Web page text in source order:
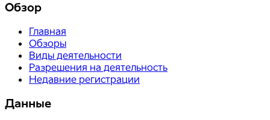
Обзор
Главная
Обзоры
Виды деятельности
Разрешения на деятельность
Недавние регистрации
Данные